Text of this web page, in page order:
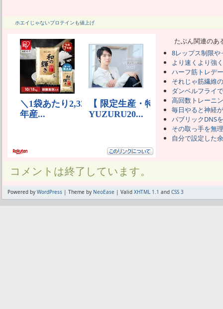
ホエイじゃないプロテインも値上げ
たぶん関連のあ
8レップス制限や
より速くより強
ハーフ筋トレデー
それじゃ筋繊維
ダンベルフライ
高回数トレーニ
毎日やると神経
パブリックDNS
その取っ手を無
自分で設定した
コメントは終了しています。
Powered by WordPress | Theme by NeoEase | Valid XHTML 1.1 and CSS 3